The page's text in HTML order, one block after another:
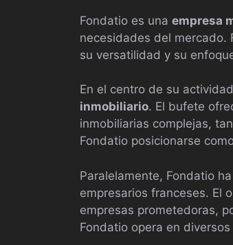
Fondatio es una empresa
necesidades del mercado.
su versatilidad y su
En el centro de su
inmobiliario. El bufete
inmobiliarias complejas,
Fondatio posicionarse
Paralelamente, Fondatio
empresarios franceses. El
empresas prometedoras,
Fondatio opera en